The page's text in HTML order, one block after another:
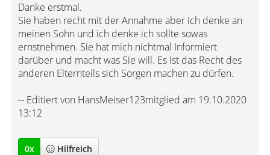
Danke erstmal.
Sie haben recht mit der Annahme aber ich denke an
meinen Sohn und ich denke ich sollte sowas
ernstnehmen. Sie hat mich nichtmal Informiert
darüber und macht was Sie will. Es ist das Recht des
anderen Elternteils sich Sorgen machen zu dürfen.
-- Editiert von HansMeiser123mitglied am 19.10.2020
13:12
0x Hilfreich